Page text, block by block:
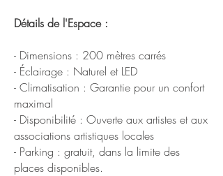
Détails de l'Espace :
- Dimensions : 200 mètres carrés
- Éclairage : Naturel et LED
- Climatisation : Garantie pour un confort
maximal
- Disponibilité : Ouverte aux artistes et aux
associations artistiques locales
- Parking : gratuit, dans la limite des
places disponibles.